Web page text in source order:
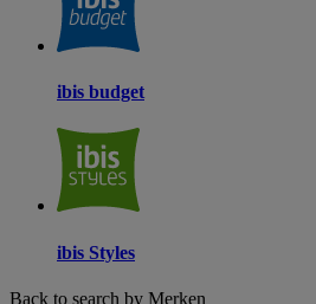
ibis budget
ibis Styles
Back to search by Merken